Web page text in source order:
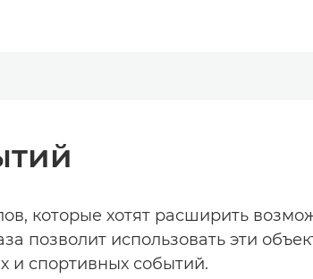
которые хотят расширить
позволит использовать эти
и спортивных событий.